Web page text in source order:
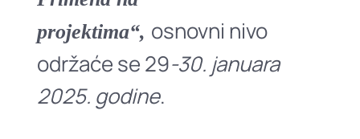
projektima“, osnovni nivo
održaće se 29-30. januara
2025. godine.